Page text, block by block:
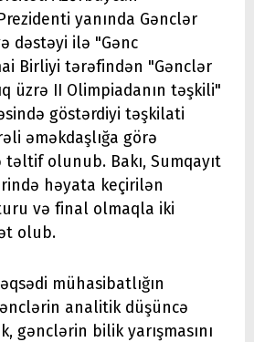
yanında Gənclər
dəstəyi ilə "Gənc
Birliyi tərəfindən "Gənclər
üzrə II Olimpiadanın təşkili"
göstərdiyi təşkilati
əməkdaşlığa görə
olunub. Bakı, Sumqayıt
həyata keçirilən
və final olmaqla iki
olub.
mühasibatlığın
analitik düşüncə
gənclərin bilik yarışmasını